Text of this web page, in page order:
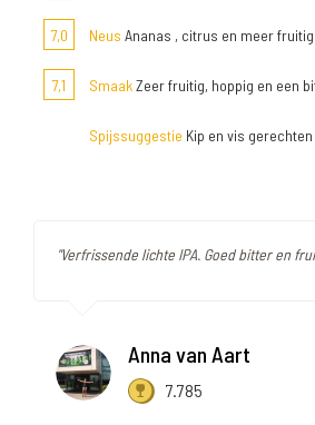
7,0 Neus Ananas , citrus en meer fruitig
7,1 SmaakZeer fruitig, hoppig en een
Spijssuggestie Kip en vis gerechten
"Verfrissende lichte IPA. Goed bitter en
Anna van Aart
7.785